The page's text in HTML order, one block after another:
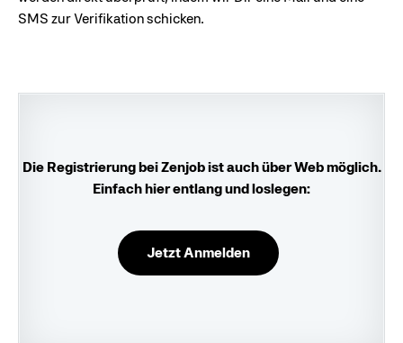
SMS zur Verifikation schicken.
Die Registrierung bei Zenjob ist auch über Web möglich.
Einfach hier entlang und loslegen:
Jetzt Anmelden